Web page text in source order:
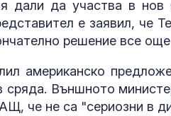
дали да участва в нов
е заявил, че
решение все
американско
сряда. Външното
че не са "сериозни в